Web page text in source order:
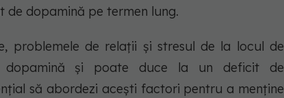
de dopamină pe termen lung.
problemele de relații și stresul de la locul de
și poate duce la un deficit de
să abordezi acești factori pentru a menține